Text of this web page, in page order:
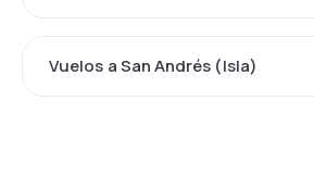
Vuelos a San Andrés (Isla)